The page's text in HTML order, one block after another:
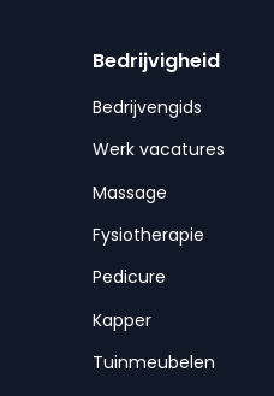
Bedrijvigheid
Bedrijvengids
Werk vacatures
Massage
Fysiotherapie
Pedicure
Kapper
Tuinmeubelen